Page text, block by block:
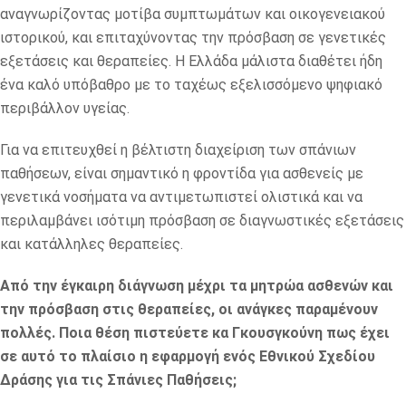
αναγνωρίζοντας μοτίβα συμπτωμάτων και οικογενειακού
ιστορικού, και επιταχύνοντας την πρόσβαση σε γενετικές
εξετάσεις και θεραπείες. Η Ελλάδα μάλιστα διαθέτει ήδη
ένα καλό υπόβαθρο με το ταχέως εξελισσόμενο ψηφιακό
περιβάλλον υγείας.
Για να επιτευχθεί η βέλτιστη διαχείριση των σπάνιων
παθήσεων, είναι σημαντικό η φροντίδα για ασθενείς με
γενετικά νοσήματα να αντιμετωπιστεί ολιστικά και να
περιλαμβάνει ισότιμη πρόσβαση σε διαγνωστικές εξετάσεις
και κατάλληλες θεραπείες.
Από την έγκαιρη διάγνωση μέχρι τα μητρώα ασθενών και
την πρόσβαση στις θεραπείες, οι ανάγκες παραμένουν
πολλές. Ποια θέση πιστεύετε κα Γκουσγκούνη πως έχει
σε αυτό το πλαίσιο η εφαρμογή ενός Εθνικού Σχεδίου
Δράσης για τις Σπάνιες Παθήσεις;